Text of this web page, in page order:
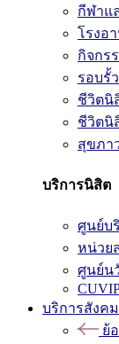
กีฬาแ
โรงอ
กิจกร
รอบรั้
ชีวิตนิ
ชีวิตนิ
สุขภา
บริการนิสิต
ศูนย์บ
หน่วย
ศูนย์น
บริการสังคม
ย้